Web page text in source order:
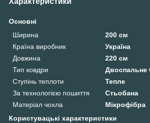
Основні
Ширина
200 см
Країна виробник
Україна
Довжина
220 см
Тип ковдри
Двоспальне
Ступінь теплоти
Тепле
За технологією пошиття
Стьобана
Матеріал чохла
Мікрофібра
Користувацькi характеристики